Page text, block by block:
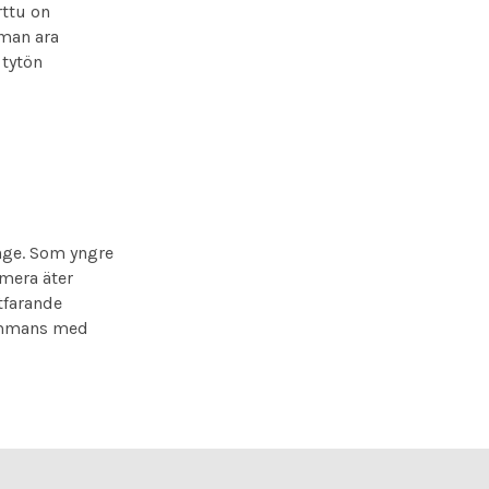
on
ara
Som yngre
äter
med